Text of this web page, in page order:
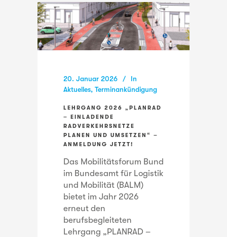
20. Januar 2026
In
Aktuelles, Terminankündigung
LEHRGANG 2026 „PLANRAD
– EINLADENDE
RADVERKEHRSNETZE
PLANEN UND UMSETZEN“ –
ANMELDUNG JETZT!
Das Mobilitätsforum Bund
im Bundesamt für Logistik
und Mobilität (BALM)
bietet im Jahr 2026
erneut den
berufsbegleiteten
Lehrgang „PLANRAD –